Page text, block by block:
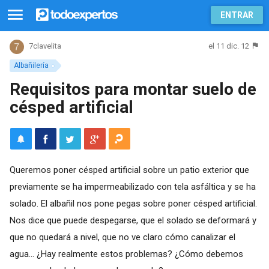
ENTRAR
Albañilería
7clavelita el 11 dic. 12
Requisitos para montar suelo de
césped artificial
Queremos poner césped artificial sobre un patio exterior que
previamente se ha impermeabilizado con tela asfáltica y se ha
solado. El albañil nos pone pegas sobre poner césped artificial.
Nos dice que puede despegarse, que el solado se deformará y
que no quedará a nivel, que no ve claro cómo canalizar el
agua... ¿Hay realmente estos problemas? ¿Cómo debemos